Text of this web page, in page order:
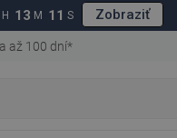
H 13 M 10 S Zobraziť
až 100 dní*